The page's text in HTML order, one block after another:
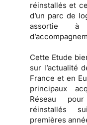
réinstallés et
d’un parc de
assortie à
Cette Etude
sur l’actualité
France et en
principaux
Réseau
réinstallés
premières